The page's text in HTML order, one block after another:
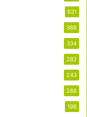
631
388
334
282
243
288
198